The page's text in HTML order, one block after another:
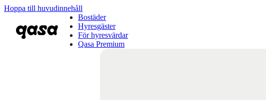
Hoppa till huvudinnehåll
Bostäder
Hyresgäster
För hyresvärdar
Qasa Premium